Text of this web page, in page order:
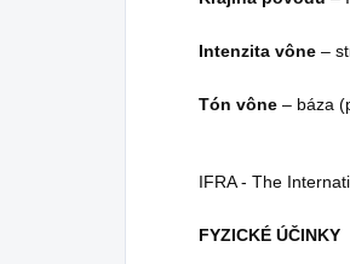
Intenzita vône –
Tón vône – báza
IFRA - The
FYZICKÉ ÚČINKY